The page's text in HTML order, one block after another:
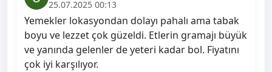
25.07.2025 00:13
Yemekler lokasyondan dolayı pahalı ama tabak
boyu ve lezzet çok güzeldi. Etlerin gramajı büyük
ve yanında gelenler de yeteri kadar bol. Fiyatını
çok iyi karşılıyor.